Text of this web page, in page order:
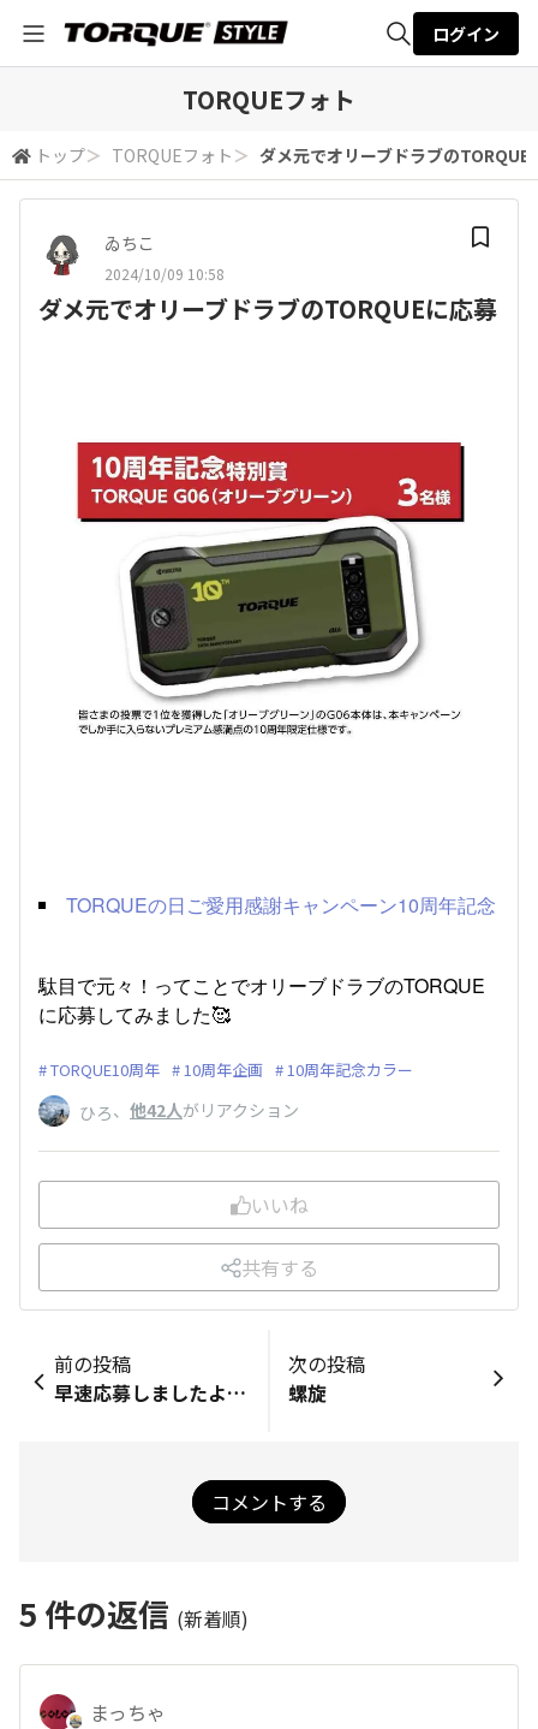
検索
ログイン
TORQUEフォト
トップ＞ TORQUEフォト ＞ ダメ元でオリーブドラブのTORQUE
ゐちこ
2024/10/09 10:58
ダメ元でオリーブドラブのTORQUEに応募
TORQUEの日ご愛用感謝キャンペーン10周年記念
駄目で元々！ってことでオリーブドラブのTORQUE
に応募してみました🥰
TORQUE10周年 10周年企画 10周年記念カラー
ひろ、 他42人がリアクション
いいね
共有する
前の投稿
早速応募しましたよ～✌️
次の投稿
螺旋
コメントする
5 件の返信 (新着順)
まっちゃ